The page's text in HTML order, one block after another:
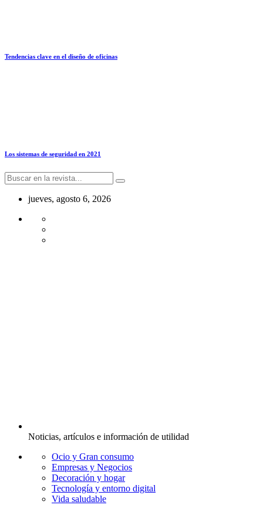
Tendencias clave en el diseño de oficinas
Los sistemas de seguridad en 2021
jueves, agosto 6, 2026
Noticias, artículos e información de utilidad
Ocio y Gran consumo
Empresas y Negocios
Decoración y hogar
Tecnología y entorno digital
Vida saludable